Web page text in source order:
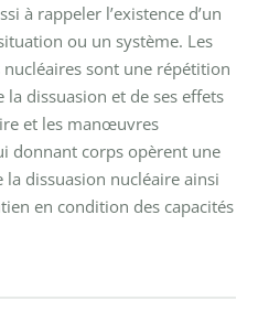
à rappeler l’existence d’un
ou un système. Les
sont une répétition
la dissuasion et de ses effets
et les manœuvres
donnant corps opèrent une
la dissuasion nucléaire ainsi
en condition des capacités